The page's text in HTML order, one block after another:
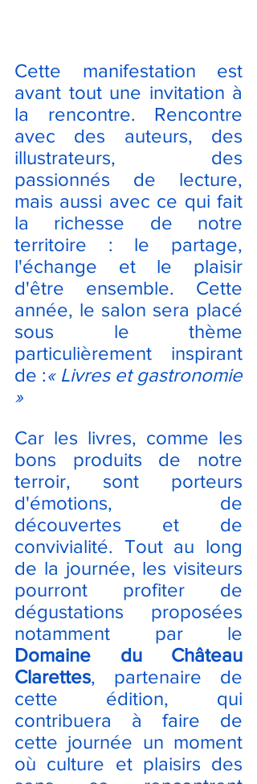
Cette manifestation est
avant tout une invitation à
la rencontre. Rencontre
avec des auteurs, des
illustrateurs, des
passionnés de lecture,
mais aussi avec ce qui fait
la richesse de notre
territoire : le partage,
l'échange et le plaisir
d'être ensemble. Cette
année, le salon sera placé
sous le thème
particulièrement inspirant
de :« Livres et gastronomie
»
Car les livres, comme les
bons produits de notre
terroir, sont porteurs
d'émotions, de
découvertes et de
convivialité. Tout au long
de la journée, les visiteurs
pourront profiter de
dégustations proposées
Domaine du Château
Clarettes, partenaire de
cette édition, qui
contribuera à faire de
cette journée un moment
où culture et plaisirs des